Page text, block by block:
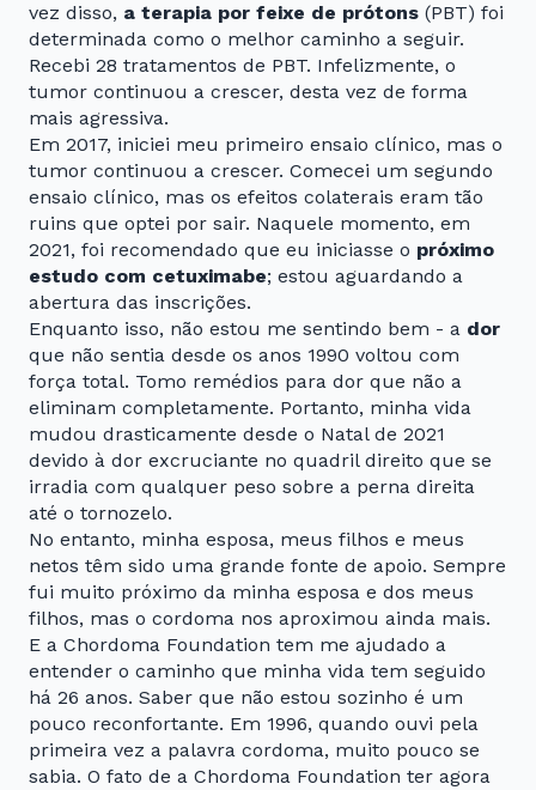
vez disso, a terapia por feixe de prótons (PBT) foi
determinada como o melhor caminho a seguir.
Recebi 28 tratamentos de PBT. Infelizmente, o
tumor continuou a crescer, desta vez de forma
mais agressiva.
Em 2017, iniciei meu primeiro ensaio clínico, mas o
tumor continuou a crescer. Comecei um segundo
ensaio clínico, mas os efeitos colaterais eram tão
ruins que optei por sair. Naquele momento, em
2021, foi recomendado que eu iniciasse o próximo
estudo com cetuximabe; estou aguardando a
abertura das inscrições.
Enquanto isso, não estou me sentindo bem - a dor
que não sentia desde os anos 1990 voltou com
força total. Tomo remédios para dor que não a
eliminam completamente. Portanto, minha vida
mudou drasticamente desde o Natal de 2021
devido à dor excruciante no quadril direito que se
irradia com qualquer peso sobre a perna direita
até o tornozelo.
No entanto, minha esposa, meus filhos e meus
netos têm sido uma grande fonte de apoio. Sempre
fui muito próximo da minha esposa e dos meus
filhos, mas o cordoma nos aproximou ainda mais.
E a Chordoma Foundation tem me ajudado a
entender o caminho que minha vida tem seguido
há 26 anos. Saber que não estou sozinho é um
pouco reconfortante. Em 1996, quando ouvi pela
primeira vez a palavra cordoma, muito pouco se
sabia. O fato de a Chordoma Foundation ter agora